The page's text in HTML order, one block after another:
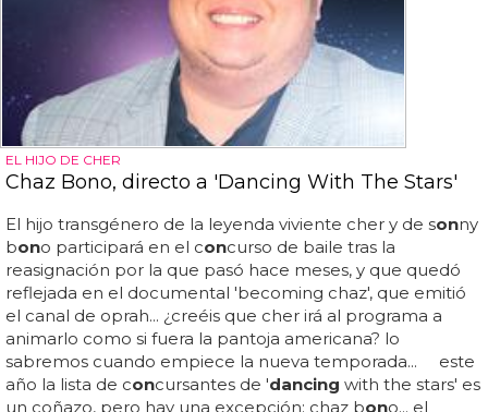
EL HIJO DE CHER
Chaz Bono, directo a 'Dancing With The Stars'
El hijo transgénero de la leyenda viviente cher y de sonny
bono participará en el concurso de baile tras la
reasignación por la que pasó hace meses, y que quedó
reflejada en el documental 'becoming chaz', que emitió
el canal de oprah... ¿creéis que cher irá al programa a
animarlo como si fuera la pantoja americana? lo
sabremos cuando empiece la nueva temporada... este
año la lista de concursantes de 'dancing with the stars' es
un coñazo, pero hay una excepción: chaz bono... el